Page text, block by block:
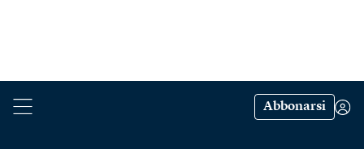
Abbonarsi